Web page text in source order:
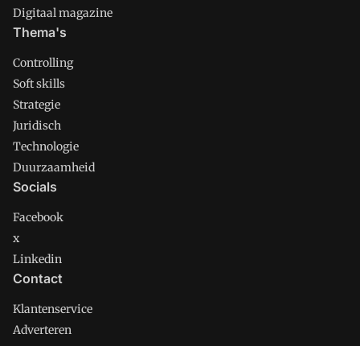
Digitaal magazine
Thema's
Controlling
Soft skills
Strategie
Juridisch
Technologie
Duurzaamheid
Socials
Facebook
x
Linkedin
Contact
Klantenservice
Adverteren